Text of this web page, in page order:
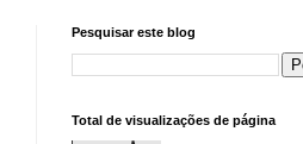
Pesquisar este blog
Total de visualizações de página